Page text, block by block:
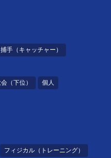
捕手（キャッチャー）
（下位） 個人
フィジカル（トレーニング）